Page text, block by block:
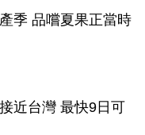
季 品嚐夏果正當時
近台灣 最快9日可